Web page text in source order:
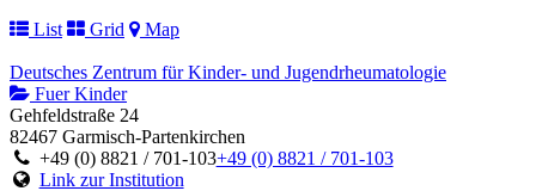
List
Grid Map
Deutsches Zentrum für Kinder- und Jugendrheumatologie
Fuer Kinder
Gehfeldstraße 24
82467 Garmisch-Partenkirchen
+49 (0) 8821 / 701-103+49 (0) 8821 / 701-103
Link zur Institution